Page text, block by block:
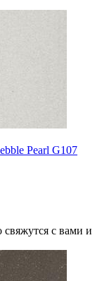
Pearl G107
с вами и